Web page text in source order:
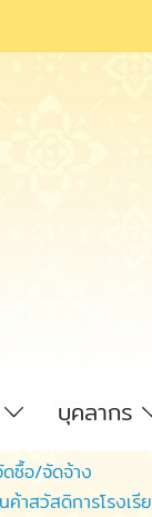
บุคลากร
ซื้อ/จัดจ้าง
นค้าสวัสดิการโร